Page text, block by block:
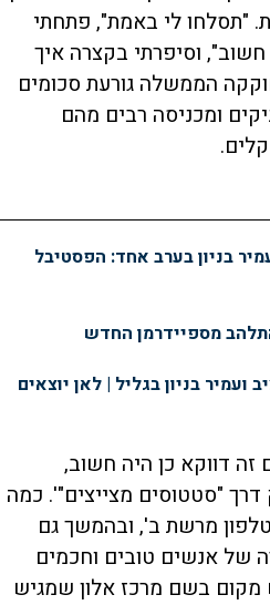
"תסלחו לי באמת", פתחתי
וסיפרתי בקצרה איך
הממשלה גורעת סכומים
ומכניסה רבים מהם
בניון בערב אחד: הפסטיבל
מספיידרמן החדש
ועמיר בניון בגליל | לאן יוצאים
דווקא כן היה חשוב,
"סטטוסים מצייצים"'. כמה
מרשת ב', ובהמשך גם
13, ומשורה של אנשים טובים וחכמים
מקום בשם מרכז אלון שמגיש